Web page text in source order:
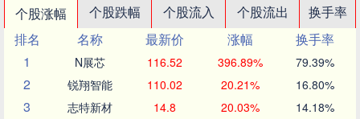
个股涨幅 个股跌幅 个股流入 个股流出
换手率
排名
名称 最新价 涨幅
换手率
1
N展芯 116.52 396.89% 79.39%
2 锐翔智能 110.02 20.21% 16.80%
3 志特新材 14.8 20.03% 14.18%